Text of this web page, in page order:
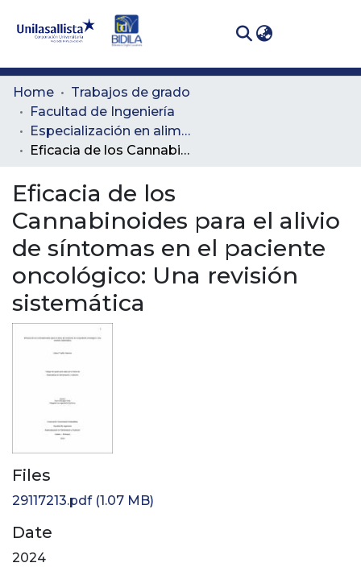
Communities
& Collections
All of DSpace
Statistics
Home
Trabajos de grado
Facultad de Ingeniería
Especialización en alimentación y nutrición
Eficacia de los Cannabinoides para el alivio de síntomas en el paciente oncológico: Una revisión sistemática
Eficacia de los
Cannabinoides para el alivio
de síntomas en el paciente
oncológico: Una revisión
sistemática
Files
29117213.pdf(1.07 MB)
Date
2024